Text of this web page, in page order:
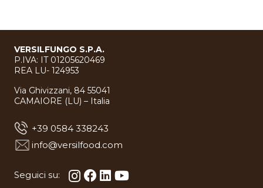
VERSILFUNGO S.P.A.
P.IVA: IT 01205620469
REA LU- 124953
Via Ghivizzani, 84 55041
CAMAIORE (LU) – Italia
+39 0584 338243
info@versilfood.com
Seguici su: